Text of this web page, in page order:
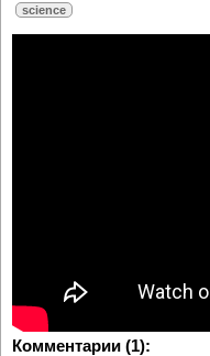
science
Комментарии (1):